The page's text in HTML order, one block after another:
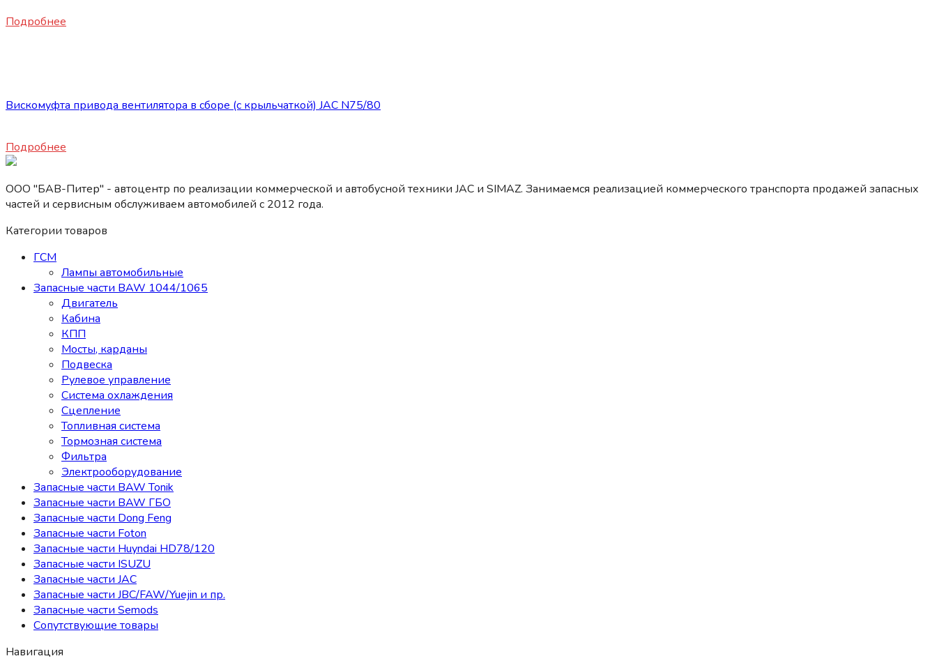
Подробнее
Вискомуфта привода вентилятора в сборе (с крыльчаткой) JAC N75/80
Подробнее
ООО "БАВ-Питер" - автоцентр по реализации коммерческой и автобусной техники JAC и SIMAZ. Занимаемся реализацией коммерческого транспорта продажей запасных
частей и сервисным обслуживаем автомобилей c 2012 года.
Категории товаров
ГСМ
Лампы автомобильные
Запасные части BAW 1044/1065
Двигатель
Кабина
КПП
Мосты, карданы
Подвеска
Рулевое управление
Система охлаждения
Сцепление
Топливная система
Тормозная система
Фильтра
Электрооборудование
Запасные части BAW Tonik
Запасные части BAW ГБО
Запасные части Dong Feng
Запасные части Foton
Запасные части Huyndai HD78/120
Запасные части ISUZU
Запасные части JAC
Запасные части JBC/FAW/Yuejin и пр.
Запасные части Semods
Сопутствующие товары
Навигация